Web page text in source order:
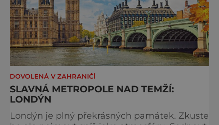
DOVOLENÁ V ZAHRANIČÍ
SLAVNÁ METROPOLE NAD TEMŽÍ:
LONDÝN
Londýn je plný překrásných památek. Zkuste